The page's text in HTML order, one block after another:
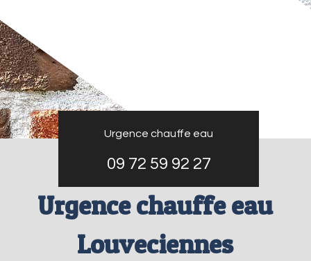
Urgence chauffe eau
09 72 59 92 27
Urgence chauffe eau
Louveciennes